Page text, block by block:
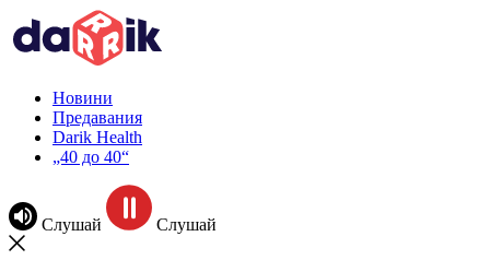
Новини
Предавания
Darik Health
„40 до 40“
Слушай Слушай